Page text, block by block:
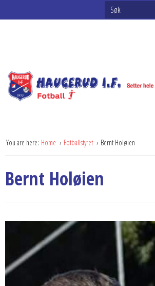
You are here: Home Fotballstyret Bernt Holøien
Bernt Holøien